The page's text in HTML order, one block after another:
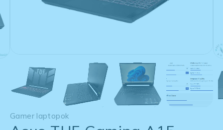
Gamer laptopok